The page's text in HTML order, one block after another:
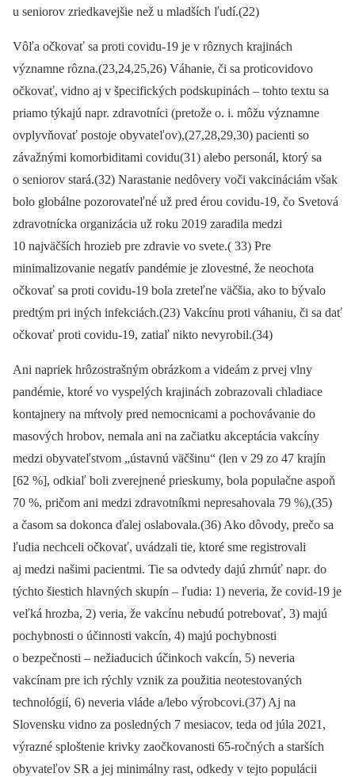
u seniorov zriedkavejšie než u mladších ľudí.(22)
Vôľa očkovať sa proti covidu-19 je v rôznych krajinách
významne rôzna.(23,24,25,26) Váhanie, či sa proticovidovo
očkovať, vidno aj v špecifických podskupinách –⁠ tohto textu sa
priamo týkajú napr. zdravotníci (pretože o. i. môžu významne
ovplyvňovať postoje obyvateľov),(27,28,29,30) pacienti so
závažnými komorbiditami covidu(31) alebo personál, ktorý sa
o seniorov stará.(32) Narastanie nedôvery voči vakcináciám však
bolo globálne pozorovateľné už pred érou covidu-19, čo Svetová
zdravotnícka organizácia už roku 2019 zaradila medzi
10 najväčších hrozieb pre zdravie vo svete.( 33) Pre
minimalizovanie negatív pandémie je zlovestné, že neochota
očkovať sa proti covidu-19 bola zreteľne väčšia, ako to bývalo
predtým pri iných infekciách.(23) Vakcínu proti váhaniu, či sa dať
očkovať proti covidu-19, zatiaľ nikto nevyrobil.(34)
Ani napriek hrôzostrašným obrázkom a videám z prvej vlny
pandémie, ktoré vo vyspelých krajinách zobrazovali chladiace
kontajnery na mŕtvoly pred nemocnicami a pochovávanie do
masových hrobov, nemala ani na začiatku akceptácia vakcíny
medzi obyvateľstvom „ústavnú väčšinu“ (len v 29 zo 47 krajín
[62 %], odkiaľ boli zverejnené prieskumy, bola populačne aspoň
70 %, pričom ani medzi zdravotníkmi nepresahovala 79 %),(35)
a časom sa dokonca ďalej oslabovala.(36) Ako dôvody, prečo sa
ľudia nechceli očkovať, uvádzali tie, ktoré sme registrovali
aj medzi našimi pacientmi. Tie sa odvtedy dajú zhrnúť napr. do
týchto šiestich hlavných skupín –⁠ ľudia: 1) neveria, že covid-19 je
veľká hrozba, 2) veria, že vakcínu nebudú potrebovať, 3) majú
pochybnosti o účinnosti vakcín, 4) majú pochybnosti
o bezpečnosti –⁠ nežiaducich účinkoch vakcín, 5) neveria
vakcínam pre ich rýchly vznik za použitia neotestovaných
technológií, 6) neveria vláde a/lebo výrobcovi.(37) Aj na
Slovensku vidno za posledných 7 mesiacov, teda od júla 2021,
výrazné sploštenie krivky zaočkovanosti 65-ročných a starších
obyvateľov SR a jej minimálny rast, odkedy v tejto populácii